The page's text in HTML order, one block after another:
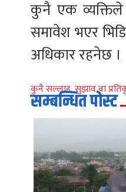
कुनै एक व्यक्तिले
समावेश भएर
अधिकार रहनेछ ।
कुनै सल्लाह, सुझाव वा
सम्बन्धित पोस्ट